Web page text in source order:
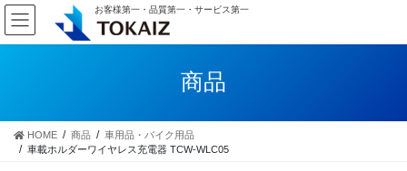
コ
ン
テ
ス
ナ
ビ
ゲ
ン
お客様第一・品質第一・サービス第一
商品
HOME 商品
車用品・バイク用品
車載ホルダーワイヤレス充電器 TCW-WLC05